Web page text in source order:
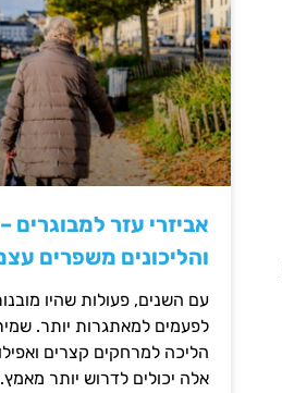
אביזרי עזר למבוגרים
והליכונים משפרים
עם השנים, פעולות שהיו
לפעמים למאתגרות יותר.
הליכה למרחקים קצרים
אלה יכולים לדרוש יותר